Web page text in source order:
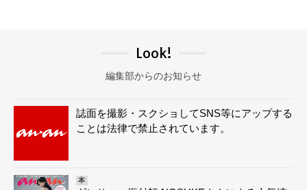
Look!
編集部からのお知らせ
誌面を撮影・スクショしてSNS等にアップする
ことは法律で禁止されています。
本